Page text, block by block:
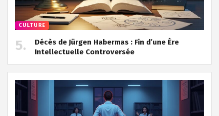
CULTURE
Décès de Jürgen Habermas : Fin d’une Ère
Intellectuelle Controversée